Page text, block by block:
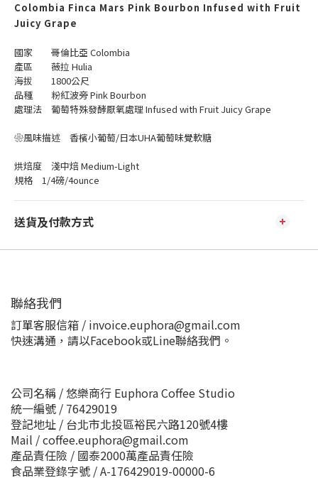
Colombia Finca Mars Pink Bourbon Infused with Fruit
Juicy Grape
國家 哥倫比亞 Colombia
產區 薇拉 Hulia
海拔 1800公尺
品種 粉紅波旁 Pink Bourbon
處理法 葡萄特殊發酵厭氧處理 Infused with Fruit Juicy Grape
❀風味描述 香檳小葡萄/日本UHA葡萄味覺軟糖
烘焙度 淺中焙 Medium-Light
規格 1/4磅/4ounce
送貨及付款方式
聯絡我們
訂單客服信箱 / invoice.euphora@gmail.com
快速溝通，請以Facebook或Line聯絡我們。
公司名稱 / 悠樂商行 Euphora Coffee Studio
統一編號 / 76429019
登記地址 / 台北市北投區裕民六路120號4樓
Mail / coffee.euphora@gmail.com
產品責任險 / 國泰2000萬產品責任險
食品業登錄字號 / A-176429019-00000-6